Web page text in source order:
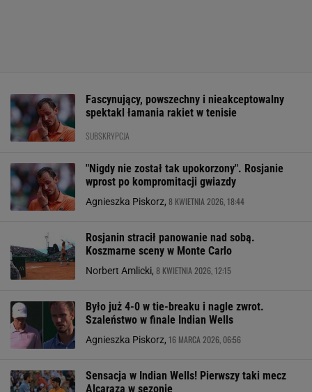
Fascynujący, powszechny i nieakceptowalny
spektakl łamania rakiet w tenisie
SUBSKRYPCJA
"Nigdy nie został tak upokorzony". Rosjanie
wprost po kompromitacji gwiazdy
Agnieszka Piskorz, 8 KWIETNIA 2026, 18:44
Rosjanin stracił panowanie nad sobą.
Koszmarne sceny w Monte Carlo
Norbert Amlicki, 8 KWIETNIA 2026, 12:15
Było już 4-0 w tie-breaku i nagle zwrot.
Szaleństwo w finale Indian Wells
Agnieszka Piskorz, 16 MARCA 2026, 06:56
Sensacja w Indian Wells! Pierwszy taki mecz
Alcaraza w sezonie